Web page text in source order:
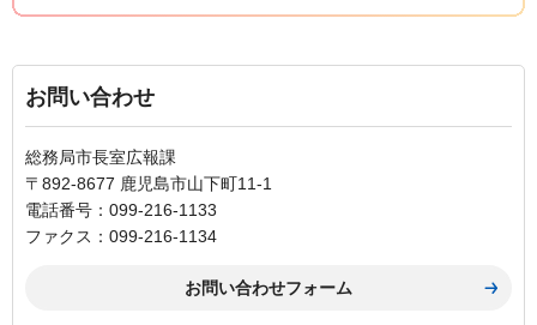
お問い合わせ
総務局市長室広報課
〒892-8677 鹿児島市山下町11-1
電話番号：099-216-1133
ファクス：099-216-1134